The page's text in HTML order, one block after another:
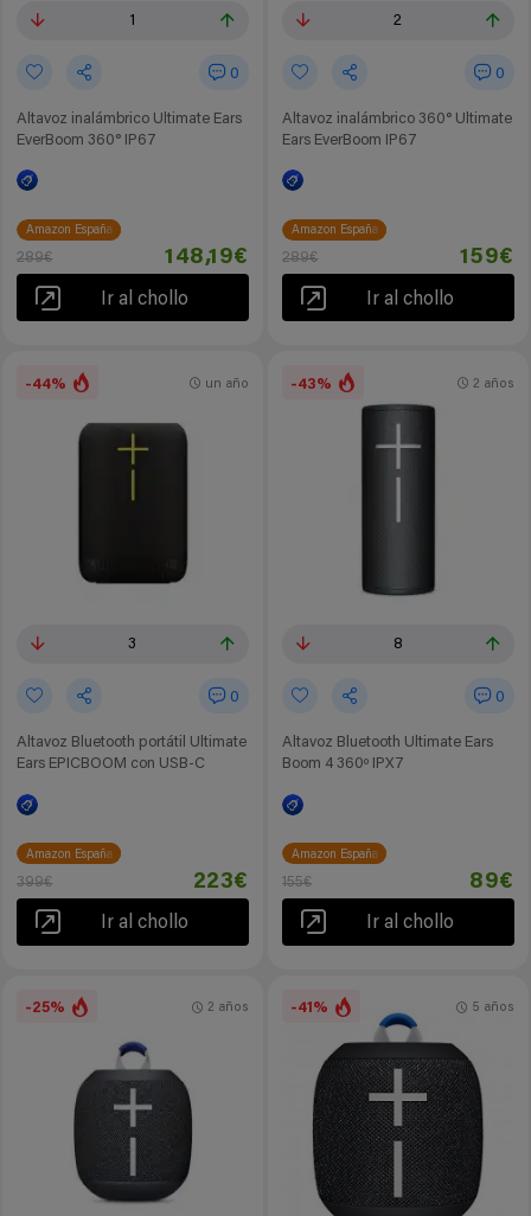
1
0
Altavoz inalámbrico Ultimate Ears
EverBoom 360° IP67
Amazon España
289€ 148,19€
Ir al chollo
2
0
Altavoz inalámbrico 360° Ultimate
Ears EverBoom IP67
Amazon España
289€ 159€
Ir al chollo
-44%
3
0
Altavoz Bluetooth portátil Ultimate
Ears EPICBOOM con USB-C
un año
Amazon España
399€ 223€
Ir al chollo
-43%
8
0
Altavoz Bluetooth Ultimate Ears
Boom 4 360º IPX7
2 años
Amazon España
155€ 89€
Ir al chollo
-25% 2 años -41% 5 años